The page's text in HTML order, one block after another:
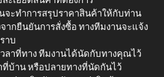
จะทำการสรุปราคาสินค้าให้กับท่าน
ากยืนยันการสั่งซื้อ ทางทีมงานจะแจ้ง
าบ
ลาที่ทาง ทีมงานได้นัดกับทางคุณไว้
ที่บ้าน หรือปลายทางที่นัดกันไว้